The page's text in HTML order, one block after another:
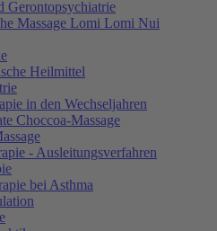
Gerontopsychiatrie
Massage Lomi Lomi Nui
Heilmittel
in den Wechseljahren
Choccoa-Massage
- Ausleitungsverfahren
bei Asthma